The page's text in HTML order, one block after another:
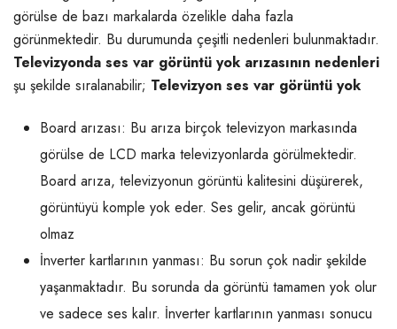
görülse de bazı markalarda özelikle daha fazla
görünmektedir. Bu durumunda çeşitli nedenleri bulunmaktadır.
Televizyonda ses var görüntü yok arızasının nedenleri
şu şekilde sıralanabilir; Televizyon ses var görüntü yok
Board arızası: Bu arıza birçok televizyon markasında
görülse de LCD marka televizyonlarda görülmektedir.
Board arıza, televizyonun görüntü kalitesini düşürerek,
görüntüyü komple yok eder. Ses gelir, ancak görüntü
olmaz
İnverter kartlarının yanması: Bu sorun çok nadir şekilde
yaşanmaktadır. Bu sorunda da görüntü tamamen yok olur
ve sadece ses kalır. İnverter kartlarının yanması sonucu